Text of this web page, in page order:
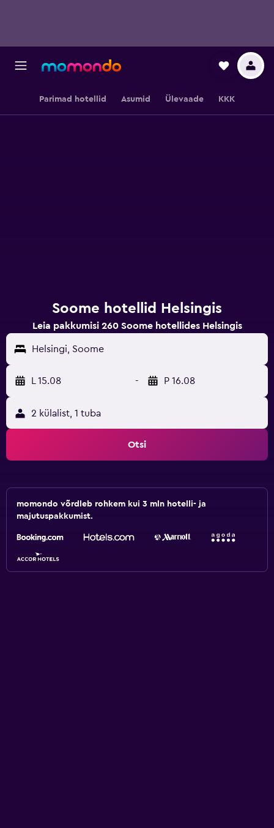
Parimad hotellid Asumid Ülevaade KKK
Soome hotellid Helsingis
Leia pakkumisi 260 Soome hotellides Helsingis
Helsingi, Soome
L 15.08 - P 16.08
2 külalist, 1 tuba
Otsi
momondo võrdleb rohkem kui 3 mln hotelli- ja
majutuspakkumist.